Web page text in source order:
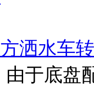
洒水车
由于底盘